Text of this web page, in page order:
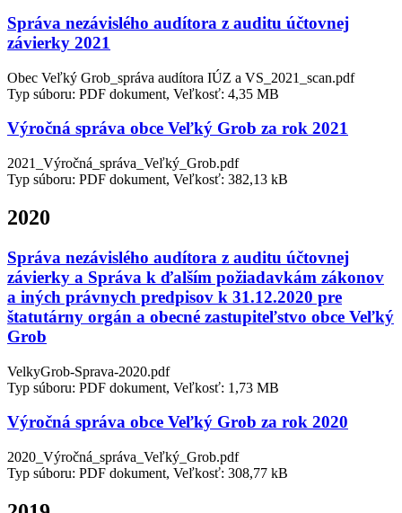
Správa nezávislého audítora z auditu účtovnej
závierky 2021
Obec Veľký Grob_správa audítora IÚZ a VS_2021_scan.pdf
Typ súboru: PDF dokument, Veľkosť: 4,35 MB
Výročná správa obce Veľký Grob za rok 2021
2021_Výročná_správa_Veľký_Grob.pdf
Typ súboru: PDF dokument, Veľkosť: 382,13 kB
2020
Správa nezávislého audítora z auditu účtovnej
závierky a Správa k ďalším požiadavkám zákonov
a iných právnych predpisov k 31.12.2020 pre
štatutárny orgán a obecné zastupiteľstvo obce Veľký
Grob
VelkyGrob-Sprava-2020.pdf
Typ súboru: PDF dokument, Veľkosť: 1,73 MB
Výročná správa obce Veľký Grob za rok 2020
2020_Výročná_správa_Veľký_Grob.pdf
Typ súboru: PDF dokument, Veľkosť: 308,77 kB